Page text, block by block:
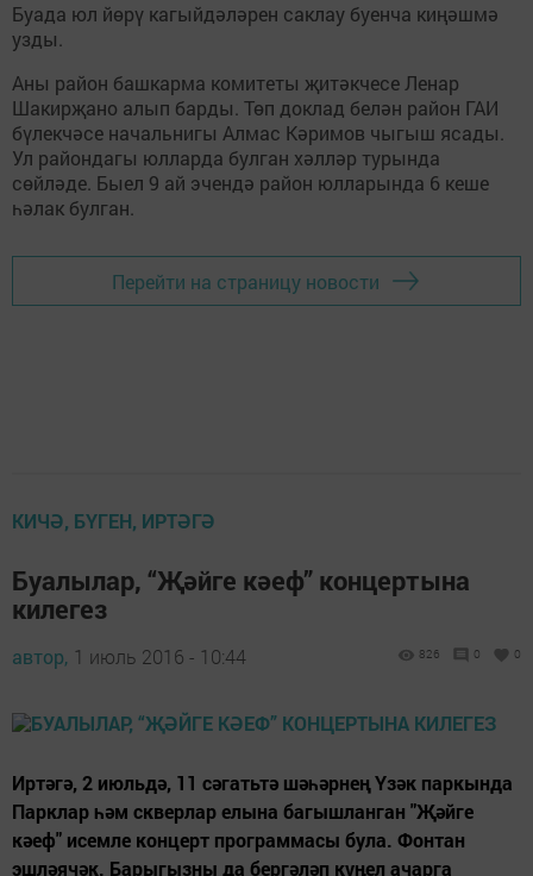
Буада юл йөрү кагыйдәләрен саклау буенча киңәшмә
узды.
Аны район башкарма комитеты җитәкчесе Ленар
Шакирҗано алып барды. Төп доклад белән район ГАИ
бүлекчәсе начальнигы Алмас Кәримов чыгыш ясады.
Ул райондагы юлларда булган хәлләр турында
сөйләде. Быел 9 ай эчендә район юлларында 6 кеше
һәлак булган.
Перейти на страницу новости
КИЧӘ, БҮГЕН, ИРТӘГӘ
Буалылар, “Җәйге кәеф” концертына
килегез
автор, 1 июль 2016 - 10:44 826 0 0
Иртәгә, 2 июльдә, 11 сәгатьтә шәһәрнең Үзәк паркында
Парклар һәм скверлар елына багышланган "Җәйге
кәеф" исемле концерт программасы була. Фонтан
эшләячәк. Барыгызны да бергәләп күңел ачарга